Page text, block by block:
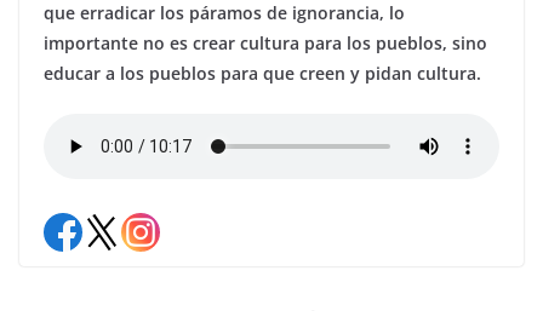
que erradicar los páramos de ignorancia, lo
importante no es crear cultura para los pueblos, sino
educar a los pueblos para que creen y pidan cultura.